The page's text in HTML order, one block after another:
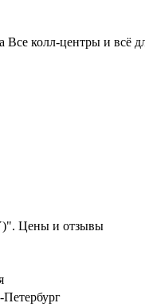
Все колл-центры и всё
Цены и отзывы